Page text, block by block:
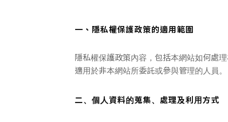
一、隱私權保護政策的適用範圍
隱私權保護政策內容，包括本網站如何處
適用於非本網站所委託或參與管理的人員。
二、個人資料的蒐集、處理及利用方式